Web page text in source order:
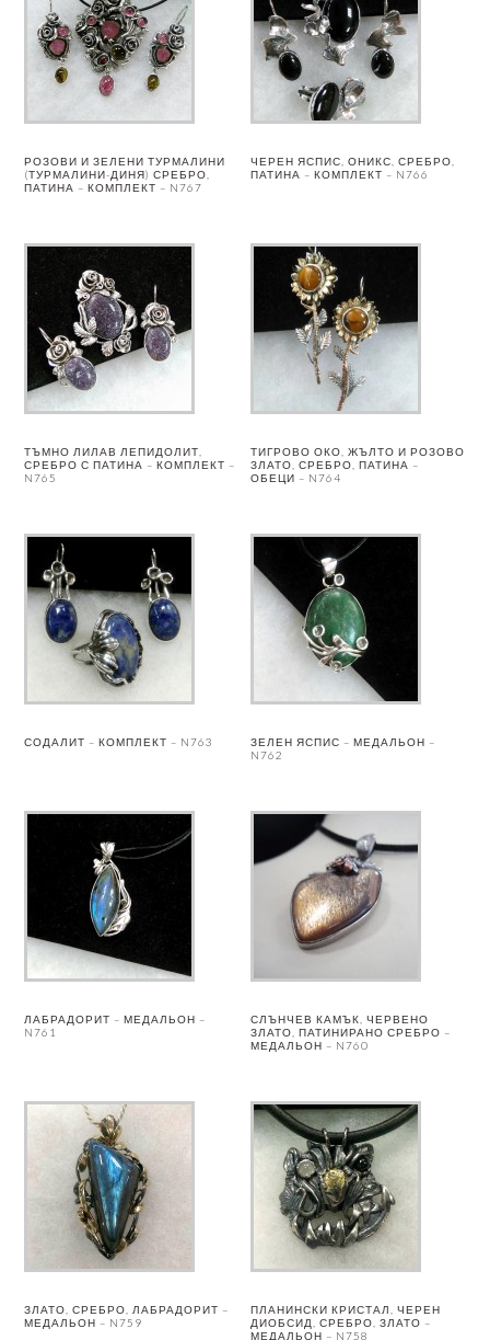
РОЗОВИ И ЗЕЛЕНИ ТУРМАЛИНИ
(ТУРМАЛИНИ-ДИНЯ) СРЕБРО,
ПАТИНА – КОМПЛЕКТ – N767
ЧЕРЕН ЯСПИС, ОНИКС, СРЕБРО,
ПАТИНА – КОМПЛЕКТ – N766
ТЪМНО ЛИЛАВ ЛЕПИДОЛИТ,
СРЕБРО С ПАТИНА – КОМПЛЕКТ –
N765
ТИГРОВО ОКО, ЖЪЛТО И РОЗОВО
ЗЛАТО, СРЕБРО, ПАТИНА –
ОБЕЦИ – N764
СОДАЛИТ – КОМПЛЕКТ – N763
ЗЕЛЕН ЯСПИС – МЕДАЛЬОН –
N762
ЛАБРАДОРИТ – МЕДАЛЬОН –
N761
СЛЪНЧЕВ КАМЪК, ЧЕРВЕНО
ЗЛАТО, ПАТИНИРАНО СРЕБРО –
МЕДАЛЬОН – N760
ЗЛАТО, СРЕБРО, ЛАБРАДОРИТ –
МЕДАЛЬОН – N759
ПЛАНИНСКИ КРИСТАЛ, ЧЕРЕН
ДИОБСИД, СРЕБРО, ЗЛАТО –
МЕДАЛЬОН – N758